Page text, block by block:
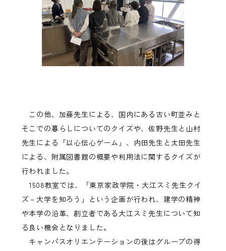
この他、加藤先生による、国内にある古い町並みと
そこでの暮らしについてのクイズや、佐野先生と山村
先生による「以心伝心ゲーム」、内田先生と太田先生
による、附属図書館の概要や利用法に関するクイズが
行われました。
1508教室では、「東京家政学院・大江スミ先生クイ
ズ－大学を知ろう」という企画が行われ、建学の精神
や本学の沿革、創立者である大江スミ先生について知
る良い機会となりました。
キャンパスオリエンテーションの後はグループの得